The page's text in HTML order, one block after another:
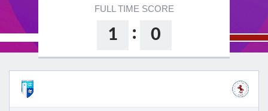
FULL TIME SCORE
1 : 0